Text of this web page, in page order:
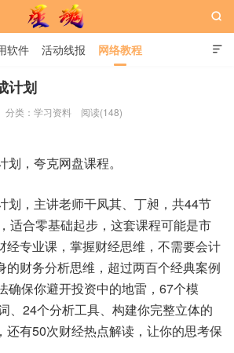

软件 活动线报 网络教程

计划
分类： 学习资料 阅读(148)
，夸克网盘课程。
划，主讲老师干凤其、丁昶，共44节
适合零基础起步，这套课程可能是市
经专业课，掌握财经思维，不需要会计
的财务分析思维，超过两百个经典案例
确保你避开投资中的地雷，67个模
、24个分析工具、构建你完整立体的
还有50次财经热点解读，让你的思考保